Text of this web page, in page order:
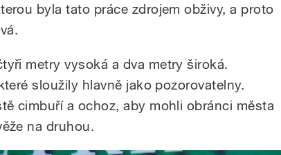
byla tato práce zdrojem obživy, a proto
metry vysoká a dva metry široká.
sloužily hlavně jako pozorovatelny.
cimbuří a ochoz, aby mohli obránci města
na druhou.